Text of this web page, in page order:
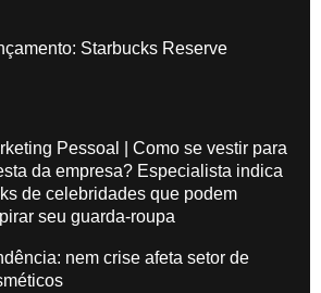
Starbucks Reserve
Pessoal | Como se vestir para
da empresa? Especialista indica
de celebridades que podem
seu guarda-roupa
nem crise afeta setor de